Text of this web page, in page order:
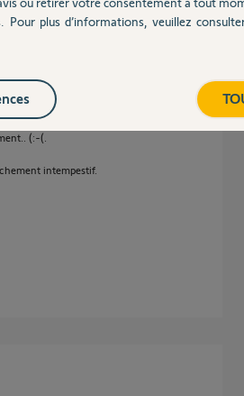
(jumper n°2 fermé).
(:-(.
intempestif.
Pour plus d’informations, veuillez